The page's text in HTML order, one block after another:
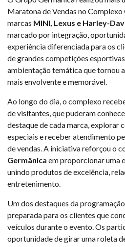
Maratona de Vendas no Complexo
marcas MINI, Lexus e Harley-
marcado por integração,
experiência diferenciada para os
de grandes competições
ambientação temática que tornou
mais envolvente e memorável.
Ao longo do dia, o complexo
de visitantes, que puderam
destaque de cada marca, explorar
especiais e receber atendimento
de vendas. A iniciativa reforçou o
Germânica em proporcionar uma
unindo produtos de excelência,
entretenimento.
Um dos destaques da
preparada para os clientes que
veículos durante o evento. Os
oportunidade de girar uma roleta